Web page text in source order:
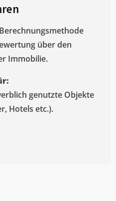
über den
Immobilie.
genutzte Objekte
Hotels etc.).